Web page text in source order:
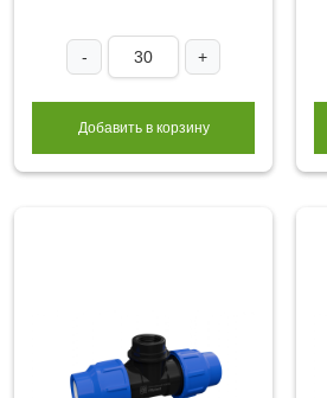
- +
Добавить в корзину